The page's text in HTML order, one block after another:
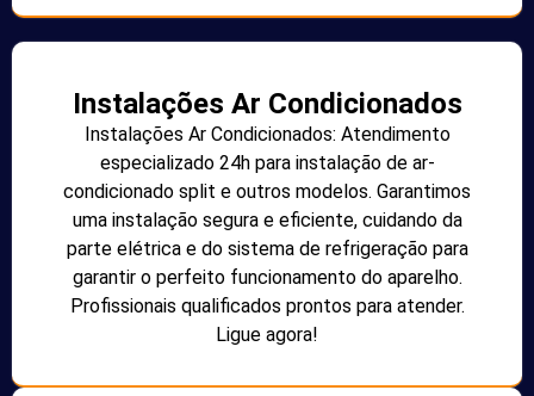
Instalações Ar Condicionados
Instalações Ar Condicionados: Atendimento
especializado 24h para instalação de ar-
condicionado split e outros modelos. Garantimos
uma instalação segura e eficiente, cuidando da
parte elétrica e do sistema de refrigeração para
garantir o perfeito funcionamento do aparelho.
Profissionais qualificados prontos para atender.
Ligue agora!